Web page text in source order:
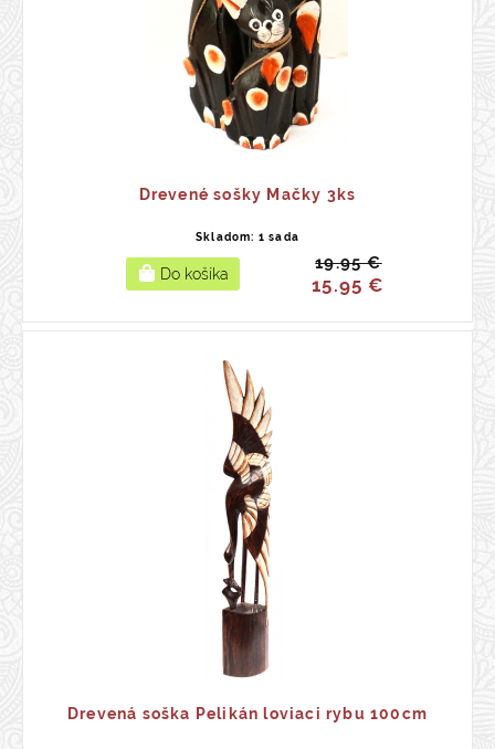
Drevené sošky Mačky 3ks
Skladom: 1 sada
19.95 €
15.95 €
Drevená soška Pelikán loviaci rybu 100cm